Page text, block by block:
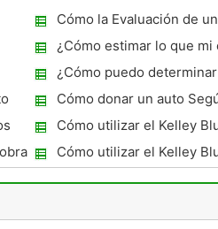
Cómo la Evaluación de
¿Cómo estimar lo que mi
¿Cómo puedo
mercado de un vehículo
Cómo donar un auto
DMV
Cómo utilizar el Kelley
privada Valor Autos
Cómo utilizar el Kelley
evaluar el valor de un